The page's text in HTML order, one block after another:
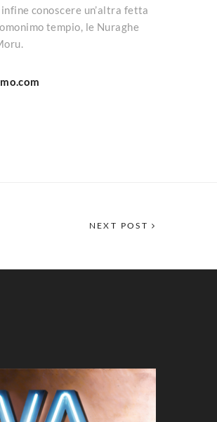
conoscere un’altra fetta
tempio, le Nuraghe
NEXT POST